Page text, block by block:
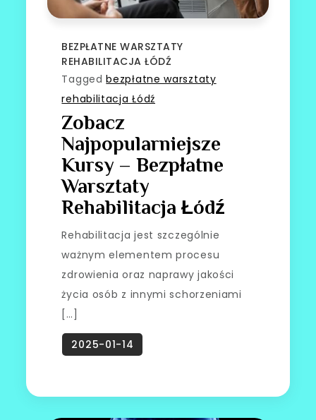
BEZPŁATNE WARSZTATY
REHABILITACJA ŁÓDŹ
Taggedbezpłatne warsztaty
rehabilitacja Łódź
Zobacz
Najpopularniejsze
Kursy – Bezpłatne
Warsztaty
Rehabilitacja Łódź
Rehabilitacja jest szczególnie
ważnym elementem procesu
zdrowienia oraz naprawy jakości
życia osób z innymi schorzeniami
[…]